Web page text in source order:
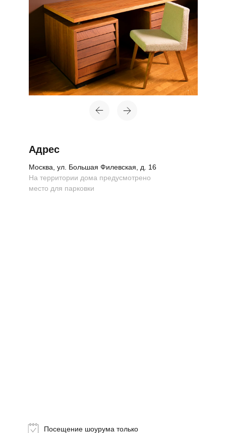
Посещение шоурума только
Москва, ул. Большая Филевская, д. 16
Адрес
На территории дома предусмотрено
место для парковки